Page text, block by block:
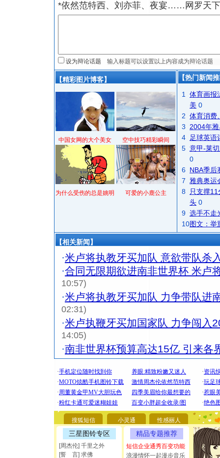
*依然范特西、刘亦菲、夜宴……网罗天
设为辩论话题
【精彩图片博客】
中国女网的大个美女 空中技巧精彩瞬间
为什么受伤的总是姚明 可爱的小鹿公主
【热门新闻
1
体育画报
美 0
2 体育消费
3
2004年
4
足球英语
5 意甲-莱
0
6 NBA季后
7
雅典奥运
8
只支撑
头 0
9 选手不走
10图文：举
【相关新闻】
·米卢将执教牙买加队 意欲带队杀
·合同无限期欲进南非世界杯 米卢
10:57)
·米卢将执教牙买加队 力争带队进
02:31)
·米卢执鞭牙买加国家队 力争闯入
14:05)
·南非世界杯预算高达15亿 引来各
搜狐短信 小灵通 性感丽人
三星图铃专区
[周杰伦] 千里之外
[誓 言] 求佛
精品专题推荐
短信企业通秀百变功能
浪漫情怀一起漫步音乐
[圣诞节]
要平安
[圣诞节]
能正大光
都要快乐